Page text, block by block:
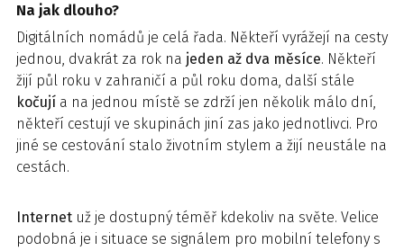
Na jak dlouho?
Digitálních nomádů je celá řada. Někteří vyrážejí na cesty
jednou, dvakrát za rok na jeden až dva měsíce. Někteří
žijí půl roku v zahraničí a půl roku doma, další stále
kočují a na jednou místě se zdrží jen několik málo dní,
někteří cestují ve skupinách jiní zas jako jednotlivci. Pro
jiné se cestování stalo životním stylem a žijí neustále na
cestách.
Internet už je dostupný téměř kdekoliv na světe. Velice
podobná je i situace se signálem pro mobilní telefony s